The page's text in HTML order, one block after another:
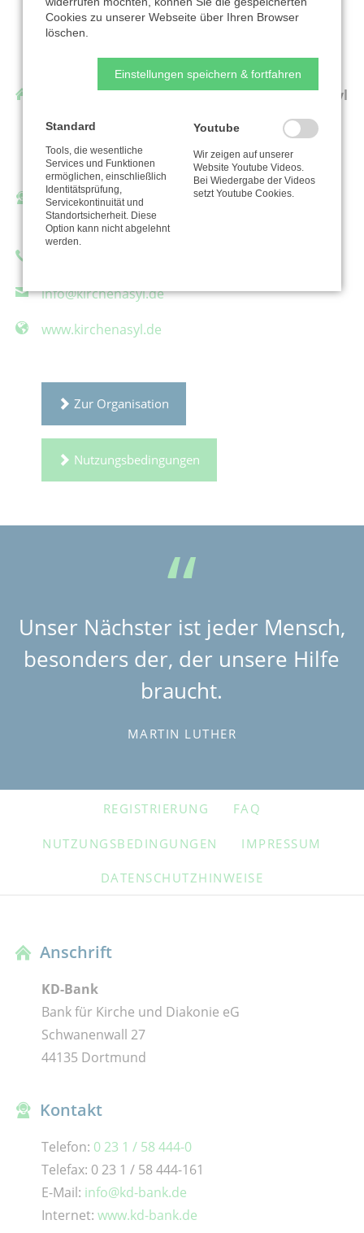
Ökumenische Bundesarbeitsgemeinschaft Asyl
in der Kirche e.V.
10961 Berlin
Ansprechpartner/in:
Genia Schenke
info@kirchenasyl.de
www.kirchenasyl.de
Zur Organisation
Nutzungsbedingungen
Unser Nächster ist jeder Mensch,
besonders der, der unsere Hilfe
braucht.
MARTIN LUTHER
NAVIGATION
REGISTRIERUNG FAQ
NUTZUNGSBEDINGUNGEN IMPRESSUM
DATENSCHUTZHINWEISE
Anschrift
KD-Bank
Bank für Kirche und Diakonie eG
Schwanenwall 27
44135 Dortmund
Kontakt
Telefon: 0 23 1 / 58 444-0
Telefax: 0 23 1 / 58 444-161
E-Mail: info@kd-bank.de
Internet: www.kd-bank.de
Cookies zu unserer Webseite über Ihren Browser
löschen.
Einstellungen speichern & fortfahren
Standard
Tools, die wesentliche
Services und Funktionen
ermöglichen, einschließlich
Identitätsprüfung,
Servicekontinuität und
Standortsicherheit. Diese
Option kann nicht abgelehnt
werden.
Youtube
Wir zeigen auf unserer
Website Youtube Videos.
Bei Wiedergabe der Videos
setzt Youtube Cookies.